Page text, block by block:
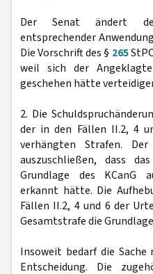
Der Senat ändert
entsprechender
Die Vorschrift des § 265
weil sich der
geschehen hätte
2. Die
der in den Fällen II.2, 4
verhängten Strafen.
auszuschließen, dass
Grundlage des KCanG
erkannt hätte. Die
Fällen II.2, 4 und 6 der
Gesamtstrafe die
Insoweit bedarf die Sache
Entscheidung. Die